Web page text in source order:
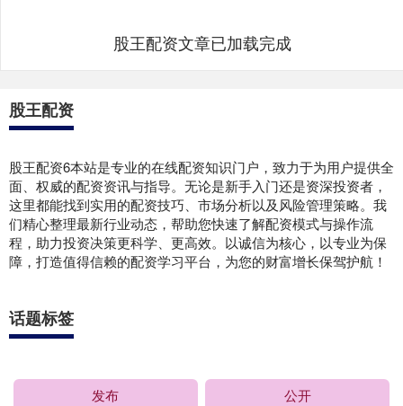
股王配资文章已加载完成
股王配资
股王配资6本站是专业的在线配资知识门户，致力于为用户提供全
面、权威的配资资讯与指导。无论是新手入门还是资深投资者，
这里都能找到实用的配资技巧、市场分析以及风险管理策略。我
们精心整理最新行业动态，帮助您快速了解配资模式与操作流
程，助力投资决策更科学、更高效。以诚信为核心，以专业为保
障，打造值得信赖的配资学习平台，为您的财富增长保驾护航！
话题标签
发布 公开